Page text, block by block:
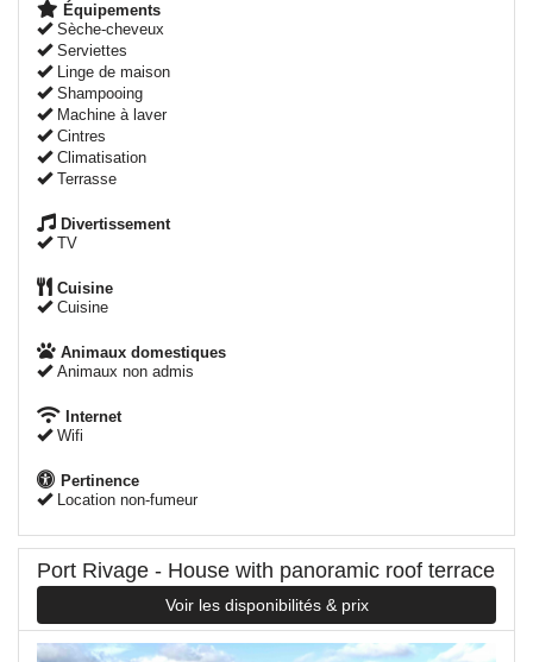
Équipements
Sèche-cheveux
Serviettes
Linge de maison
Shampooing
Machine à laver
Cintres
Climatisation
Terrasse
Divertissement
TV
Cuisine
Cuisine
Animaux domestiques
Animaux non admis
Internet
Wifi
Pertinence
Location non-fumeur
Port Rivage - House with panoramic roof terrace
Voir les disponibilités & prix